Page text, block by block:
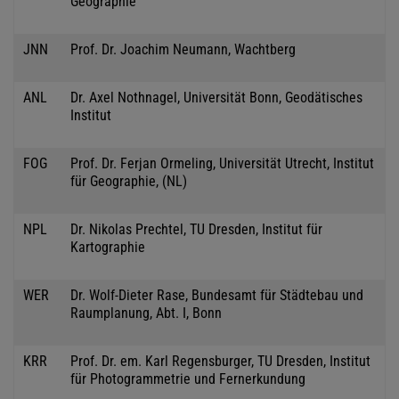
JNN Prof. Dr. Joachim Neumann, Wachtberg
ANL
Dr. Axel Nothnagel, Universität Bonn, Geodätisches
Institut
FOG
Prof. Dr. Ferjan Ormeling, Universität Utrecht, Institut
für Geographie, (NL)
NPL
Dr. Nikolas Prechtel, TU Dresden, Institut für
Kartographie
WER
Dr. Wolf-Dieter Rase, Bundesamt für Städtebau und
Raumplanung, Abt. I, Bonn
KRR
Prof. Dr. em. Karl Regensburger, TU Dresden, Institut
für Photogrammetrie und Fernerkundung